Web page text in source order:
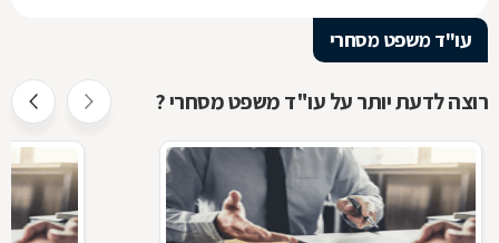
עו"ד משפט מסחרי
רוצה לדעת יותר על עו"ד משפט מסחרי ?